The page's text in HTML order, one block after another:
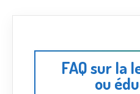
FAQ sur la
ou